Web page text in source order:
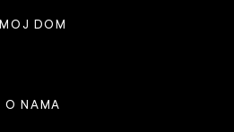
MOJ DOM
O NAMA